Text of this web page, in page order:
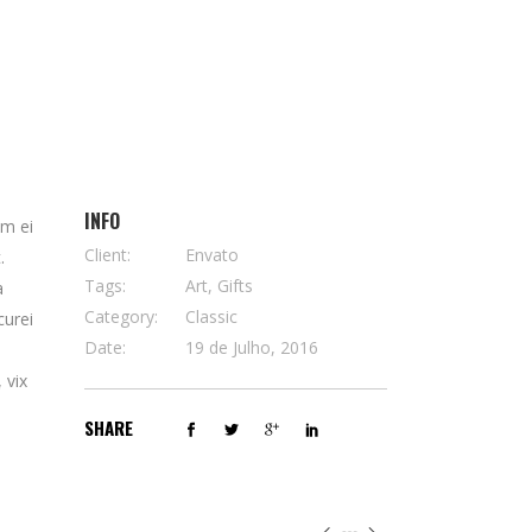
ei
vix
INFO
Client:
Envato
Tags:
Art, Gifts
Category:
Classic
Date:
19 de Julho, 2016
SHARE